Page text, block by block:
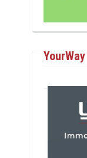
YourWay